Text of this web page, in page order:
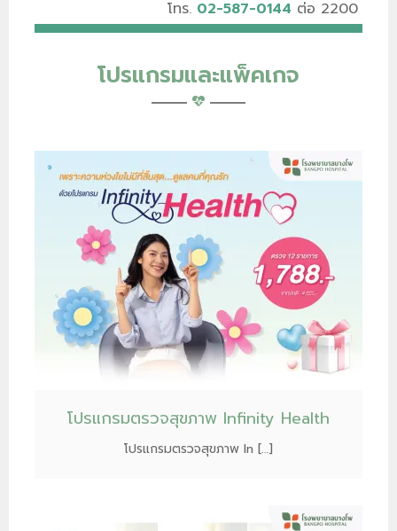
โทร. 02-587-0144 ต่อ 2200
โปรแกรมและแพ็คเกจ
โปรแกรมตรวจสุขภาพ Infinity Health
โปรแกรมตรวจสุขภาพ In […]